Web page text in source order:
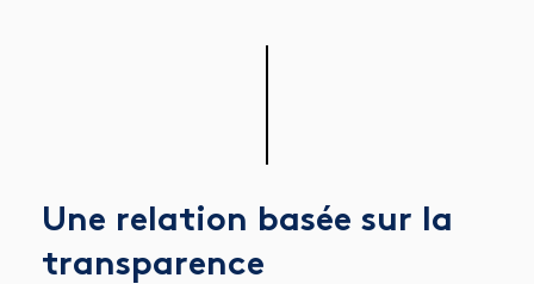
Une relation basée sur la
transparence